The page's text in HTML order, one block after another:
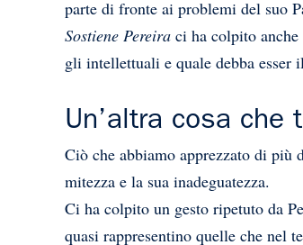
parte di fronte ai problemi del suo
Sostiene Pereira ci ha colpito
gli intellettuali e quale debba
Un’altra cosa che
Ciò che abbiamo apprezzato di più
mitezza e la sua inadeguatezza.
Ci ha colpito un gesto ripetuto da
quasi rappresentino quelle che nel